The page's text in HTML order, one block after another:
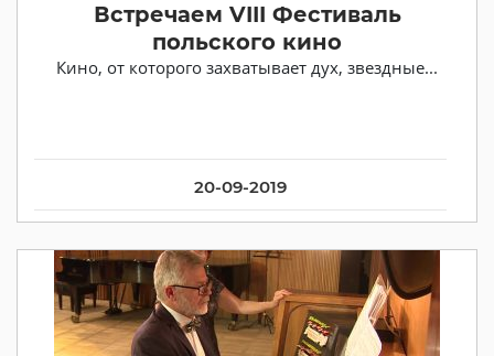
20-09-2019
Встречаем VIII Фестиваль
польского кино
Кино, от которого захватывает дух, звездные...